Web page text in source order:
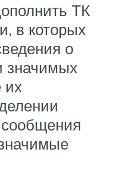
ТК
в которых
о
значимых
их
сообщения